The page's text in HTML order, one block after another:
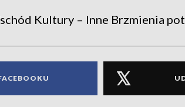
Kultury – Inne Brzmienia